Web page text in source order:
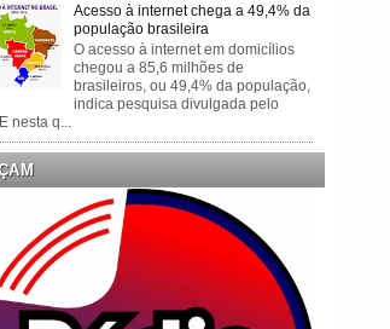
Acesso à internet chega a 49,4% da
população brasileira
O acesso à internet em domicílios
chegou a 85,6 milhões de
brasileiros, ou 49,4% da população,
indica pesquisa divulgada pelo
nesta q...